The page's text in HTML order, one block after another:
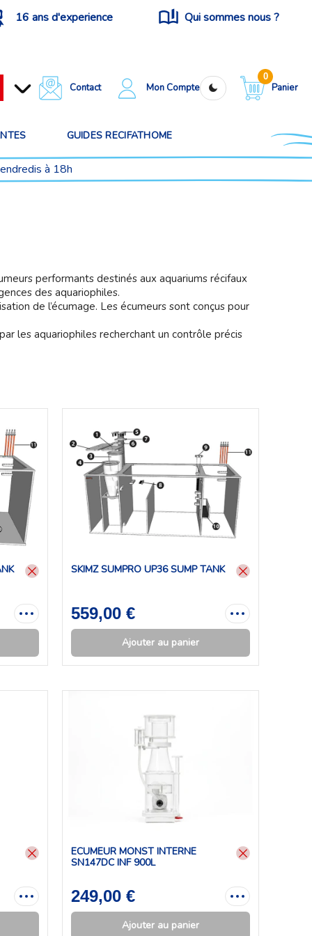
16 ans d'experience Qui sommes nous ?
Contact Mon Compte
0
Panier
GUIDES RECIFATHOME
à 18h
performants destinés aux aquariums récifaux
des aquariophiles.
de l’écumage. Les écumeurs sont conçus pour
les aquariophiles recherchant un contrôle précis
SKIMZ SUMPRO UP36 SUMP TANK
559,00 €
Ajouter au panier
ECUMEUR MONST INTERNE
SN147DC INF 900L
249,00 €
Ajouter au panier